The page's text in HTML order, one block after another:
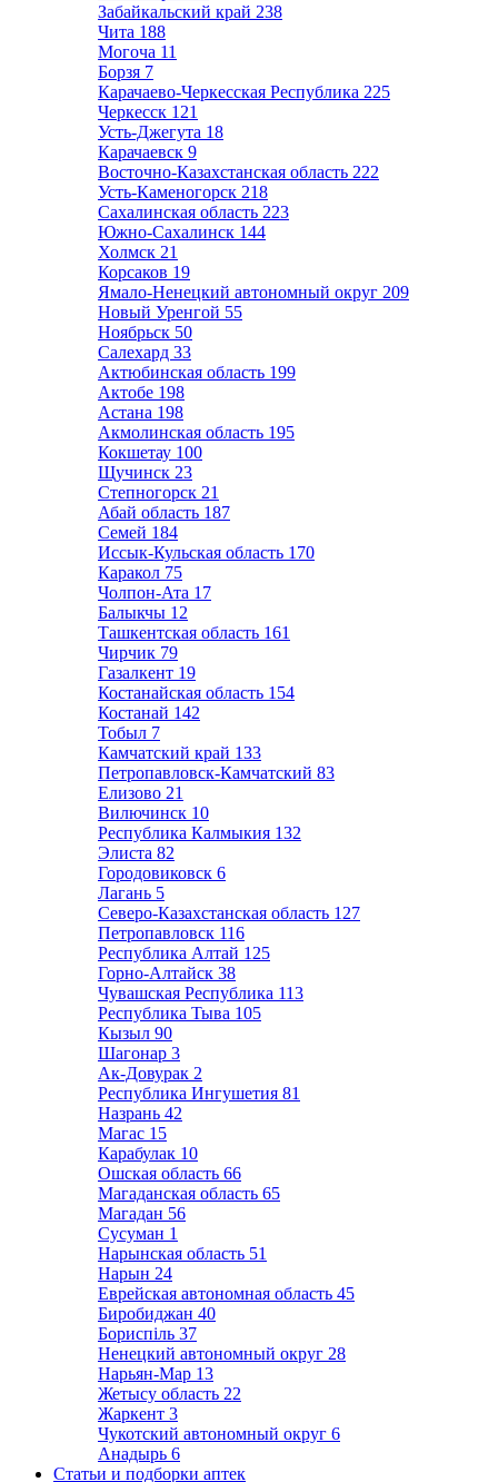
Забайкальский край 238
Чита 188
Могоча 11
Борзя 7
Карачаево-Черкесская Республика 225
Черкесск 121
Усть-Джегута 18
Карачаевск 9
Восточно-Казахстанская область 222
Усть-Каменогорск 218
Сахалинская область 223
Южно-Сахалинск 144
Холмск 21
Корсаков 19
Ямало-Ненецкий автономный округ 209
Новый Уренгой 55
Ноябрьск 50
Салехард 33
Актюбинская область 199
Актобе 198
Астана 198
Акмолинская область 195
Кокшетау 100
Щучинск 23
Степногорск 21
Абай область 187
Семей 184
Иссык-Кульская область 170
Каракол 75
Чолпон-Ата 17
Балыкчы 12
Ташкентская область 161
Чирчик 79
Газалкент 19
Костанайская область 154
Костанай 142
Тобыл 7
Камчатский край 133
Петропавловск-Камчатский 83
Елизово 21
Вилючинск 10
Республика Калмыкия 132
Элиста 82
Городовиковск 6
Лагань 5
Северо-Казахстанская область 127
Петропавловск 116
Республика Алтай 125
Горно-Алтайск 38
Чувашская Республика 113
Республика Тыва 105
Кызыл 90
Шагонар 3
Ак-Довурак 2
Республика Ингушетия 81
Назрань 42
Магас 15
Карабулак 10
Ошская область 66
Магаданская область 65
Магадан 56
Сусуман 1
Нарынская область 51
Нарын 24
Еврейская автономная область 45
Биробиджан 40
Бориспіль 37
Ненецкий автономный округ 28
Нарьян-Мар 13
Жетысу область 22
Жаркент 3
Чукотский автономный округ 6
Анадырь 6
Статьи и подборки аптек